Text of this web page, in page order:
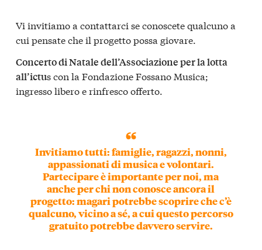
Vi invitiamo a contattarci se conoscete qualcuno a
cui pensate che il progetto possa giovare.
Concerto di Natale dell’Associazione per la lotta
all’ictus con la Fondazione Fossano Musica;
ingresso libero e rinfresco offerto.
Invitiamo tutti: famiglie, ragazzi, nonni,
appassionati di musica e volontari.
Partecipare è importante per noi, ma
anche per chi non conosce ancora il
progetto: magari potrebbe scoprire che c’è
qualcuno, vicino a sé, a cui questo percorso
gratuito potrebbe davvero servire.